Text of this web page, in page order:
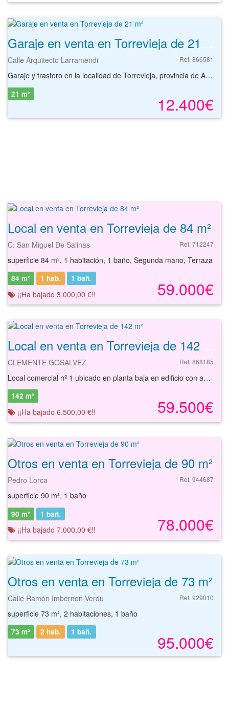
Calle Arquitecto Larramendi Ref. 866581
Garaje y trastero en la localidad de Torrevieja, provincia de Alicante. Se sitúan en la planta sótano de edificio residencial. El garaje tiene una superficie de 21 m² y el trastero de 90 m². El garaje comunitario ofrece portón con apertura a distancia, fácil acceso y maniobrabilidad. Se localiza en zona próxima a la Cala del Palangre y en sus inmediaciones dispone de todo tipo de servicios y equipamientos. Con nuestros servicios podrá conocer las posibilidades reales de estas plazas de garaje y valorar sus posibilidades de inversión. Empiece ahora mismo pidiendo más información. Un responsable cercano a usted le atenderá personalmente.
12.400€
21 m²
Local en venta en Torrevieja de 84 m²
C. San Miguel De Salinas Ref. 712247
superficie 84 m², 1 habitación, 1 baño, Segunda mano, Terraza
59.000€
84 m² 1 hab. 1 bañ.
¡¡Ha bajado 3.000,00 €!!
CLEMENTE GOSALVEZ Ref. 868185
Local comercial nº 1 ubicado en planta baja en edificio con acceso desde la calle en el municipio de Torrevieja en la provincia de Alicante. Tiene una superficie construida de 142,39 m². Se localiza en un entorno cercano al casco urbano de la localidad y está rodeado de viviendas residenciales en manzana cerrada de similares características. Entorno equipamiento completo: comercial, escolar, deportivo, asistencial, lúdico, administrativo. Dispone de buenas comunicaciones mediante transporte público y existe buena zona de aparcamientos.
59.500€
142 m²
¡¡Ha bajado 6.500,00 €!!
Otros en venta en Torrevieja de 90 m²
Pedro Lorca Ref. 944687
superficie 90 m², 1 baño
78.000€
90 m² 1 bañ.
¡¡Ha bajado 7.000,00 €!!
Otros en venta en Torrevieja de 73 m²
Calle Ramón Imbernon Verdu Ref. 929010
superficie 73 m², 2 habitaciones, 1 baño
95.000€
73 m² 2 hab. 1 bañ.